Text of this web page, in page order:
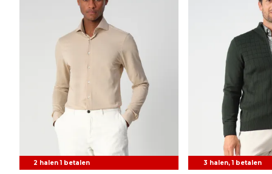
2 halen 1 betalen 3 halen, 1 betalen